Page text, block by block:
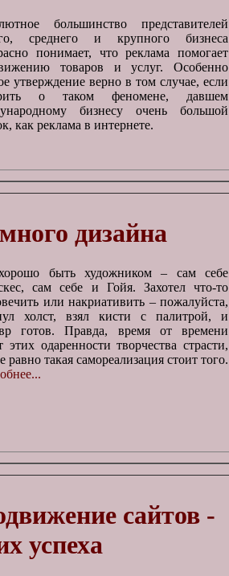
большинство представителей
среднего и крупного бизнеса
понимает, что реклама помогает
товаров и услуг. Особенно
утверждение верно в том случае, если
о таком феномене, давшем
бизнесу очень большой
как реклама в интернете.
дизайна
быть художником – сам себе
сам себе и Гойя. Захотел что-то
или накриативить – пожалуйста,
холст, взял кисти с палитрой, и
готов. Правда, время от времени
этих одаренности творчества страсти,
равно такая самореализация стоит того.
сайтов -
успеха